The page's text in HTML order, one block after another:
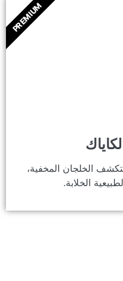
الخلجان المخفية،
الخلابة.
PREMIUM